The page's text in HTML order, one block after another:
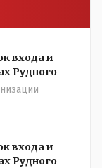
входа и
Рудного
входа и
Рудного